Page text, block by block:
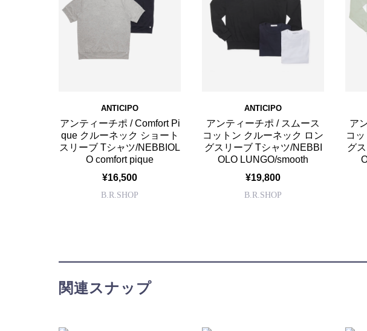
ANTICIPO
アンティーチポ / Comfort Pi
que クルーネック ショート
スリーブ Tシャツ/NEBBIOL
O comfort pique
¥16,500
B.R.SHOP
ANTICIPO
アンティーチポ / スムース
コットン クルーネック ロン
グスリーブ Tシャツ/NEBBI
OLO LUNGO/smooth
¥19,800
B.R.SHOP
ア
コ
グ
関連スナップ